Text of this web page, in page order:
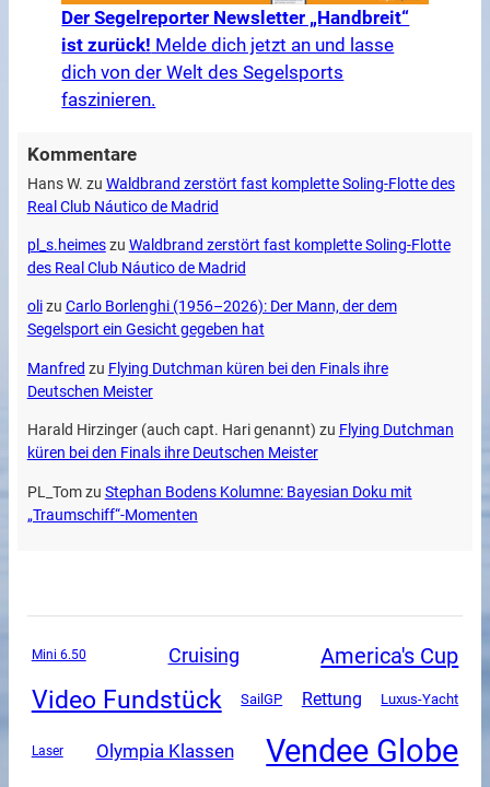
Der Segelreporter Newsletter „Handbreit“
ist zurück! Melde dich jetzt an und lasse
dich von der Welt des Segelsports
faszinieren.
Kommentare
Hans W. zu Waldbrand zerstört fast komplette Soling-Flotte des
Real Club Náutico de Madrid
pl_s.heimeszu Waldbrand zerstört fast komplette Soling-Flotte
des Real Club Náutico de Madrid
olizu Carlo Borlenghi (1956–2026): Der Mann, der dem
Segelsport ein Gesicht gegeben hat
Manfred zu Flying Dutchman küren bei den Finals ihre
Deutschen Meister
Harald Hirzinger (auch capt. Hari genannt) zu Flying Dutchman
küren bei den Finals ihre Deutschen Meister
PL_Tomzu Stephan Bodens Kolumne: Bayesian Doku mit
„Traumschiff“-Momenten
Mini 6.50 Cruising America's Cup
Video Fundstück SailGP Rettung Luxus-Yacht
Laser Olympia Klassen Vendee Globe